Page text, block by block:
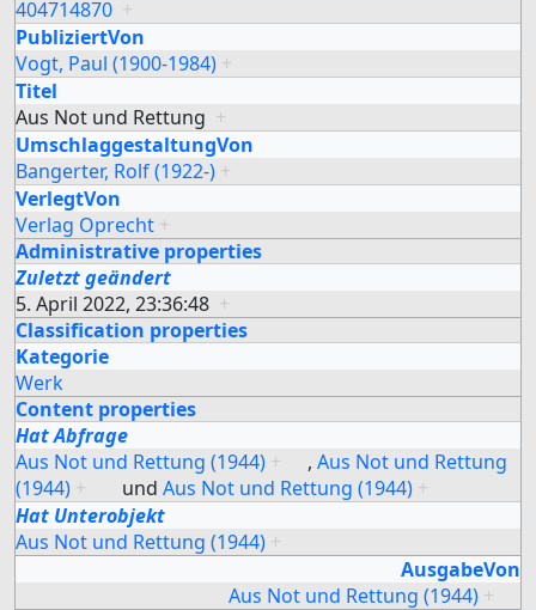
404714870 +
PubliziertVon
Vogt, Paul (1900-1984) +
Titel
Aus Not und Rettung +
UmschlaggestaltungVon
Bangerter, Rolf (1922-) +
VerlegtVon
Verlag Oprecht +
Administrative properties
Zuletzt geändert
5. April 2022, 23:36:48 +
Classification properties
Kategorie
Werk
Content properties
Hat Abfrage
Aus Not und Rettung (1944) + , Aus Not und Rettung
(1944) + und Aus Not und Rettung (1944) +
Hat Unterobjekt
Aus Not und Rettung (1944) +
AusgabeVon
Aus Not und Rettung (1944) +